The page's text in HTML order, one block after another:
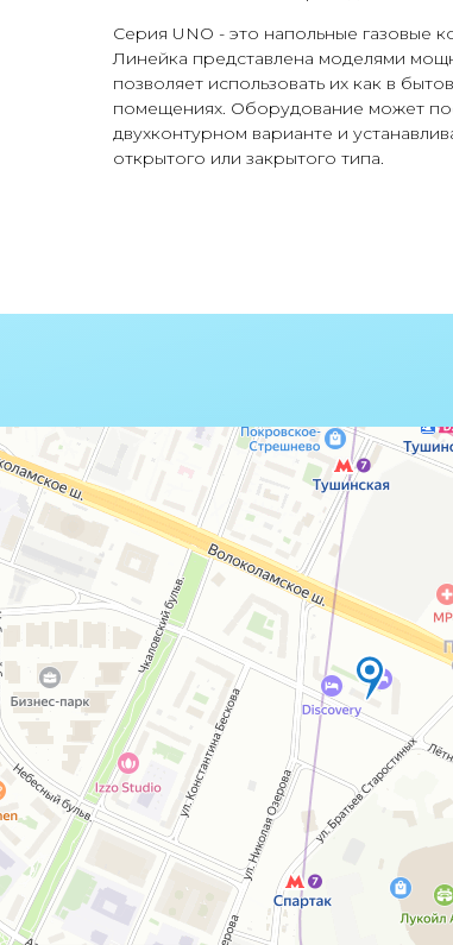
Серия UNO - это напольные газовые
Линейка представлена моделями
позволяет использовать их как в
помещениях. Оборудование может
двухконтурном варианте и
открытого или закрытого типа.